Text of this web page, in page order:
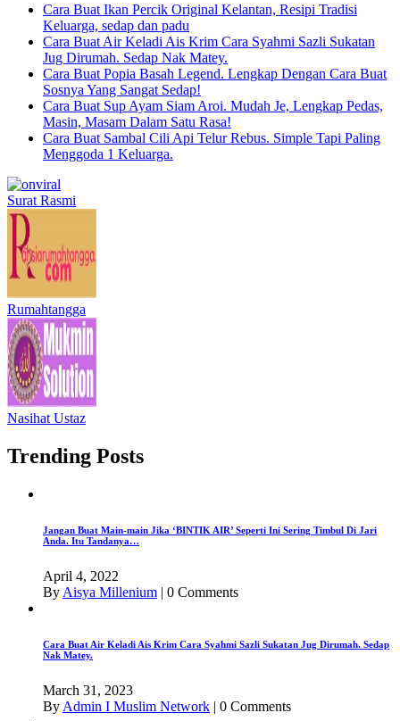
Cara Buat Ikan Percik Original Kelantan, Resipi Tradisi
Keluarga, sedap dan padu
Cara Buat Air Keladi Ais Krim Cara Syahmi Sazli Sukatan
Jug Dirumah. Sedap Nak Matey.
Cara Buat Popia Basah Legend. Lengkap Dengan Cara Buat
Sosnya Yang Sangat Sedap!
Cara Buat Sup Ayam Siam Aroi. Mudah Je, Lengkap Pedas,
Masin, Masam Dalam Satu Rasa!
Cara Buat Sambal Cili Api Telur Rebus. Simple Tapi Paling
Menggoda 1 Keluarga.
Surat Rasmi
Rumahtangga
Nasihat Ustaz
Trending Posts
Jangan Buat Main-main Jika ‘BINTIK AIR’ Seperti Ini Sering Timbul Di Jari
Anda. Itu Tandanya…
April 4, 2022
By Aisya Millenium | 0 Comments
Cara Buat Air Keladi Ais Krim Cara Syahmi Sazli Sukatan Jug Dirumah. Sedap
Nak Matey.
March 31, 2023
By Admin I Muslim Network | 0 Comments